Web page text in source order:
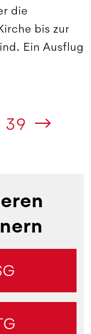
die
bis zur
Ein Ausflug
39